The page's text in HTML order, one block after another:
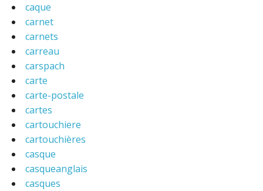
caque
carnet
carnets
carreau
carspach
carte
carte-postale
cartes
cartouchiere
cartouchières
casque
casqueanglais
casques